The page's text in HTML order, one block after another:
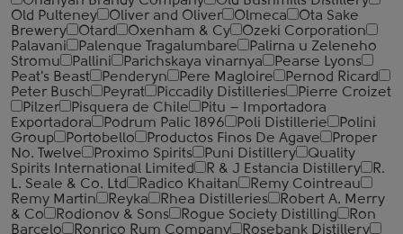
Old Pulteney
Oliver and Oliver Olmeca
Ota Sake
Brewery
Otard Oxenham & Cy
Ozeki Corporation
Palavani
Palenque Tragalumbare
Palirna u Zeleneho
Stromu
Pallini Parichskaya vinarnya
Pearse Lyons
Peat's Beast
Penderyn Pere Magloire
Pernod Ricard
Peter Busch
Peyrat Piccadily Distilleries
Pierre Croizet
Pilzer
Pisquera de Chile
Pitu – Importadora
Exportadora
Podrum Palic 1896 Poli Distillerie
Polini
Group
Portobello Productos Finos De Agave
Proper
No. Twelve
Proximo Spirits Puni Distillery
Quality
Spirits International Limited
R & J Estancia Distillery
R.
L. Seale & Co. Ltd
Radico Khaitan
Remy Cointreau
Remy Martin
Reyka Rhea Distilleries
Robert A. Merry
& Co
Rodionov & Sons Rogue Society Distilling
Ron
Barcelo
Ronrico Rum Company
Rosebank Distillery